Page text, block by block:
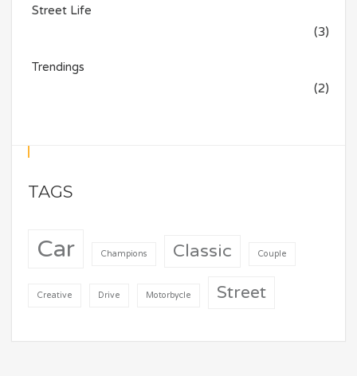
Street Life
(3)
Trendings
(2)
TAGS
Car Champions Classic Couple
Creative Drive Motorbycle Street